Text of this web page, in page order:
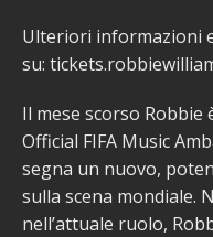
Ulteriori informazioni
su:
Il mese scorso
Official FIFA Music
segna un nuovo,
sulla scena mondiale.
nell’attuale ruolo,